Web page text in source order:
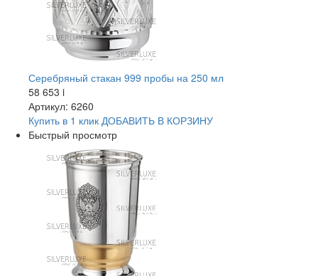
Серебряный стакан 999 пробы на 250 мл
58 653 i
Артикул: 6260
Купить в 1 клик ДОБАВИТЬ В КОРЗИНУ
Быстрый просмотр